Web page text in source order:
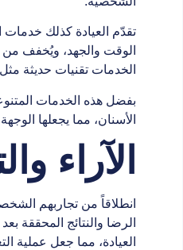
تقدّم العيادة كذلك
الوقت والجهد، ويُخفف من
الخدمات تقنيات حديثة مثل
بفضل هذه الخدمات
الأسنان، مما يجعلها
الآراء
انطلاقاً من تجاربهم
الرضا والنتائج المحققة
العيادة، مما جعل عملية